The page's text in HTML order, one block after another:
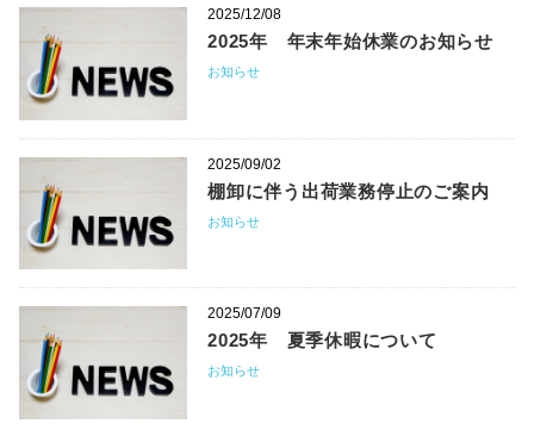
2025/12/08
2025年 年末年始休業のお知らせ
お知らせ
2025/09/02
棚卸に伴う出荷業務停止のご案内
お知らせ
2025/07/09
2025年 夏季休暇について
お知らせ